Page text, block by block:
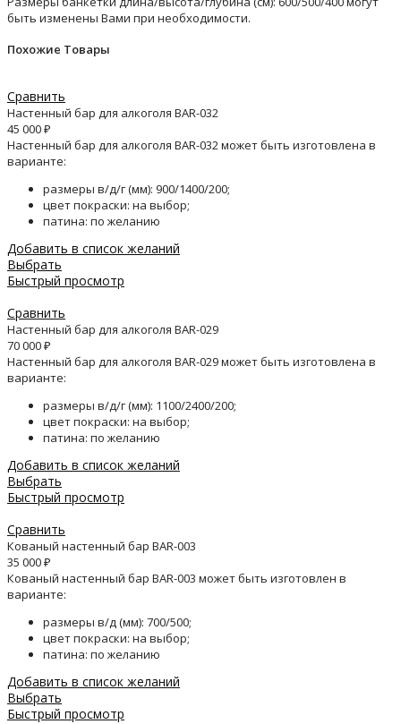
быть изменены Вами при необходимости.
Похожие Товары
Сравнить
Настенный бар для алкоголя BAR-032
45 000₽
Настенный бар для алкоголя BAR-032 может быть изготовлена в
варианте:
размеры в/д/г (мм): 900/1400/200;
цвет покраски: на выбор;
патина: по желанию
Добавить в список желаний
Выбрать
Быстрый просмотр
Сравнить
Настенный бар для алкоголя BAR-029
70 000₽
Настенный бар для алкоголя BAR-029 может быть изготовлена в
варианте:
размеры в/д/г (мм): 1100/2400/200;
цвет покраски: на выбор;
патина: по желанию
Добавить в список желаний
Выбрать
Быстрый просмотр
Сравнить
Кованый настенный бар BAR-003
35 000₽
Кованый настенный бар BAR-003 может быть изготовлен в
варианте:
размеры в/д (мм): 700/500;
цвет покраски: на выбор;
патина: по желанию
Добавить в список желаний
Выбрать
Быстрый просмотр